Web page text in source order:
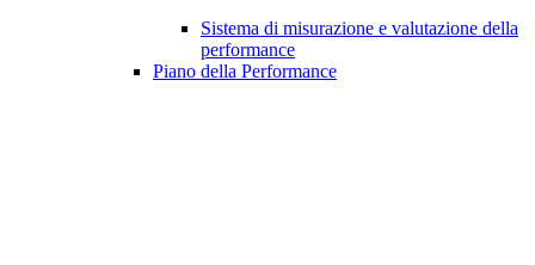
Sistema di misurazione e valutazione della
performance
Piano della Performance